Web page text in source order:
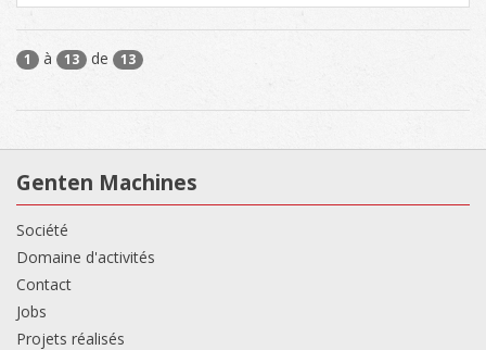
1 à 13 de 13
Genten Machines
Société
Domaine d'activités
Contact
Jobs
Projets réalisés